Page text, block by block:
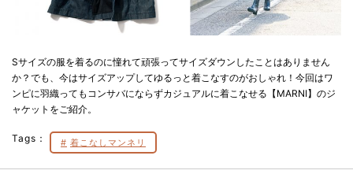
Sサイズの服を着るのに憧れて頑張ってサイズダウンしたことはありません
か？でも、今はサイズアップしてゆるっと着こなすのがおしゃれ！今回はワ
ンピに羽織ってもコンサバにならずカジュアルに着こなせる【MARNI】のジ
ャケットをご紹介。
Tags： 着こなしマンネリ